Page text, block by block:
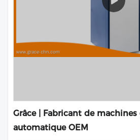
Grâce | Fabricant de
automatique OEM